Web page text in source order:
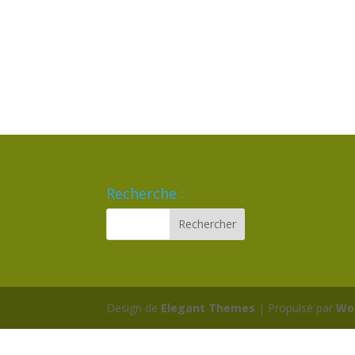
Recherche :
Design de Elegant Themes | Propulsé par